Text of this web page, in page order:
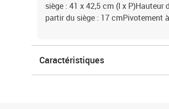
siège : 41 x 42,5 cm (l x
partir du siège : 17 cmPivotement
Caractéristiques